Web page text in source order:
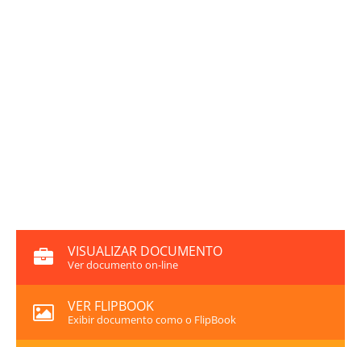
VISUALIZAR DOCUMENTO
Ver documento on-line
VER FLIPBOOK
Exibir documento como o FlipBook